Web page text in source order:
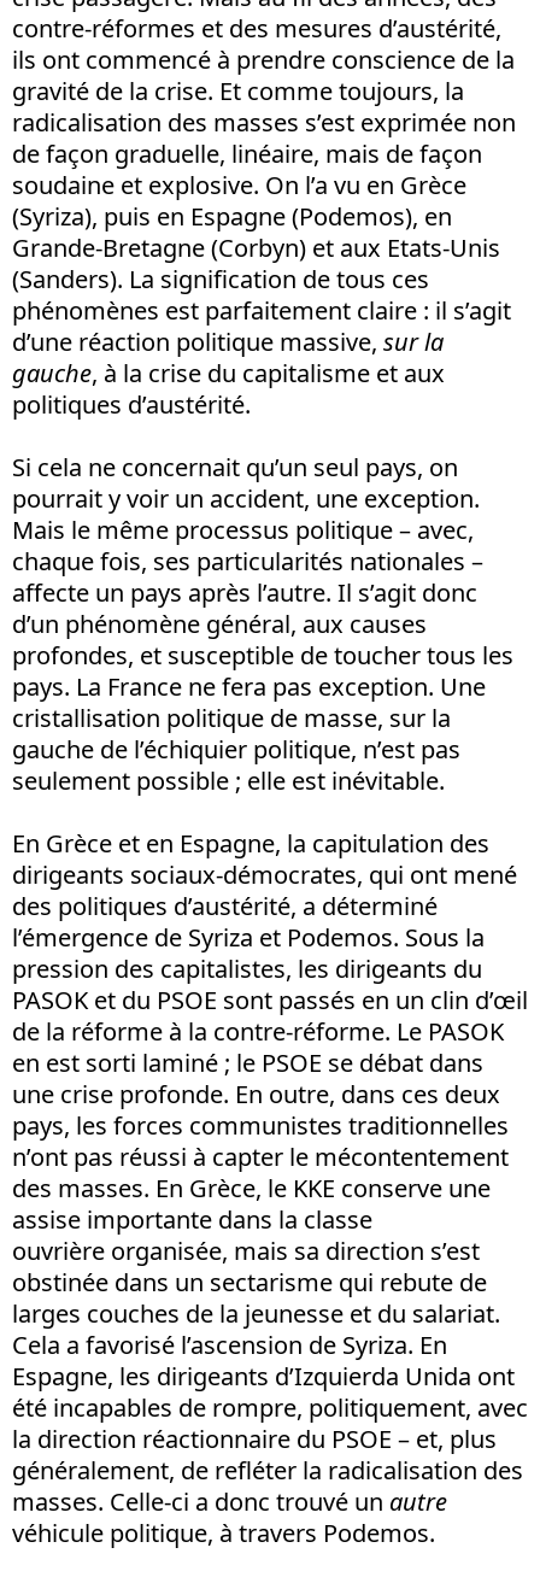
contre-réformes et des mesures d’austérité,
ils ont commencé à prendre conscience de la
gravité de la crise. Et comme toujours, la
radicalisation des masses s’est exprimée non
de façon graduelle, linéaire, mais de façon
soudaine et explosive. On l’a vu en Grèce
(Syriza), puis en Espagne (Podemos), en
Grande-Bretagne (Corbyn) et aux Etats-Unis
(Sanders). La signification de tous ces
phénomènes est parfaitement claire : il s’agit
d’une réaction politique massive, sur la
gauche, à la crise du capitalisme et aux
politiques d’austérité.
Si cela ne concernait qu’un seul pays, on
pourrait y voir un accident, une exception.
Mais le même processus politique – avec,
chaque fois, ses particularités nationales –
affecte un pays après l’autre. Il s’agit donc
d’un phénomène général, aux causes
profondes, et susceptible de toucher tous les
pays. La France ne fera pas exception. Une
cristallisation politique de masse, sur la
gauche de l’échiquier politique, n’est pas
seulement possible ; elle est inévitable.
En Grèce et en Espagne, la capitulation des
dirigeants sociaux-démocrates, qui ont mené
des politiques d’austérité, a déterminé
l’émergence de Syriza et Podemos. Sous la
pression des capitalistes, les dirigeants du
PASOK et du PSOE sont passés en un clin d’œil
de la réforme à la contre-réforme. Le PASOK
en est sorti laminé ; le PSOE se débat dans
une crise profonde. En outre, dans ces deux
pays, les forces communistes traditionnelles
n’ont pas réussi à capter le mécontentement
des masses. En Grèce, le KKE conserve une
assise importante dans la classe
ouvrière organisée, mais sa direction s’est
obstinée dans un sectarisme qui rebute de
larges couches de la jeunesse et du salariat.
Cela a favorisé l’ascension de Syriza. En
Espagne, les dirigeants d’Izquierda Unida ont
été incapables de rompre, politiquement, avec
la direction réactionnaire du PSOE – et, plus
généralement, de refléter la radicalisation des
masses. Celle-ci a donc trouvé un autre
véhicule politique, à travers Podemos.